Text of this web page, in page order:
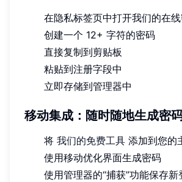
在隐私标签页中打开我们的在
创建一个 12+ 字符的密码
直接复制到剪贴板
粘贴到注册字段中
立即存储到管理器中
移动集成：随时随地生成密
将 我们的免费工具 添加到您的
使用移动优化界面生成密码
使用管理器的“捕获”功能保存新